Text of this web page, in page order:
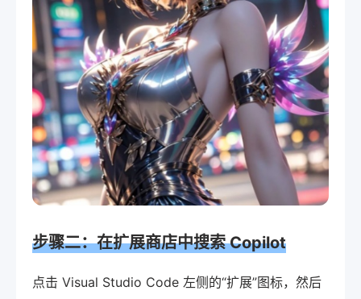
步骤二：在扩展商店中搜索 Copilot
点击 Visual Studio Code 左侧的“扩展”图标，然后